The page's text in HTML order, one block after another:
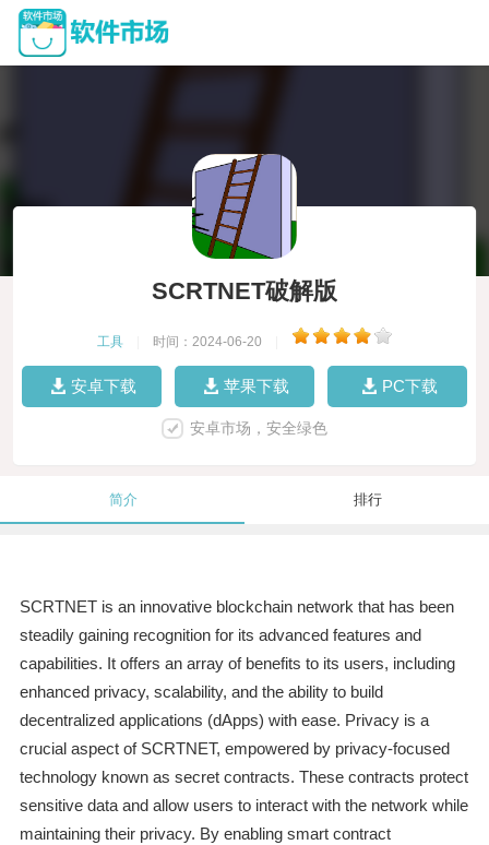
SCRTNET破解版
工具 时间：2024-06-20
安卓下载 苹果下载 PC下载
安卓市场，安全绿色
简介 排行
SCRTNET is an innovative blockchain network that has been
steadily gaining recognition for its advanced features and
capabilities. It offers an array of benefits to its users, including
enhanced privacy, scalability, and the ability to build
decentralized applications (dApps) with ease. Privacy is a
crucial aspect of SCRTNET, empowered by privacy-focused
technology known as secret contracts. These contracts protect
sensitive data and allow users to interact with the network while
maintaining their privacy. By enabling smart contract